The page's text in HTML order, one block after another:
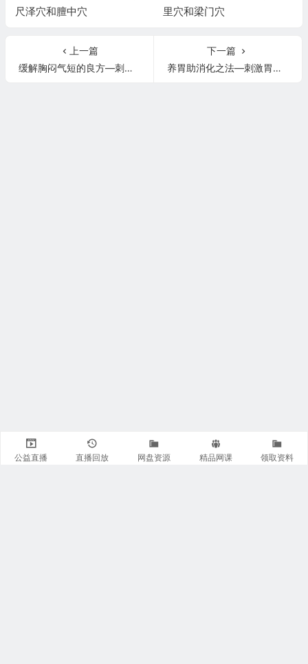
尺泽穴和膻中穴
里穴和梁门穴
上一篇
缓解胸闷气短的良方—刺激神堂穴
下一篇
养胃助消化之法—刺激胃仓穴
公益直播 直播回放 网盘资源 精品网课 领取资料